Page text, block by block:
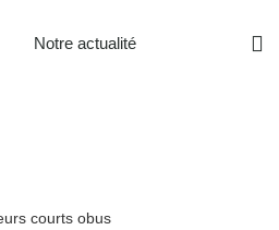
Notre actualité
courts obus